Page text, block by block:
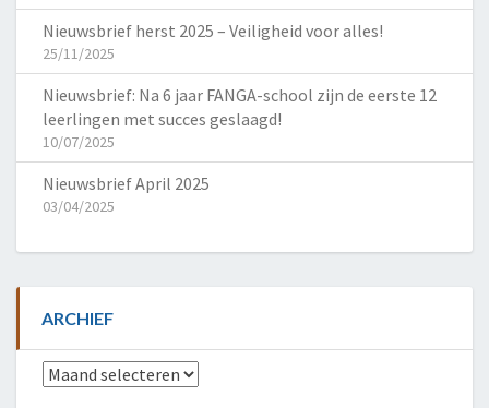
Nieuwsbrief herst 2025 – Veiligheid voor alles!
25/11/2025
Nieuwsbrief: Na 6 jaar FANGA-school zijn de eerste 12
leerlingen met succes geslaagd!
10/07/2025
Nieuwsbrief April 2025
03/04/2025
ARCHIEF
Archief